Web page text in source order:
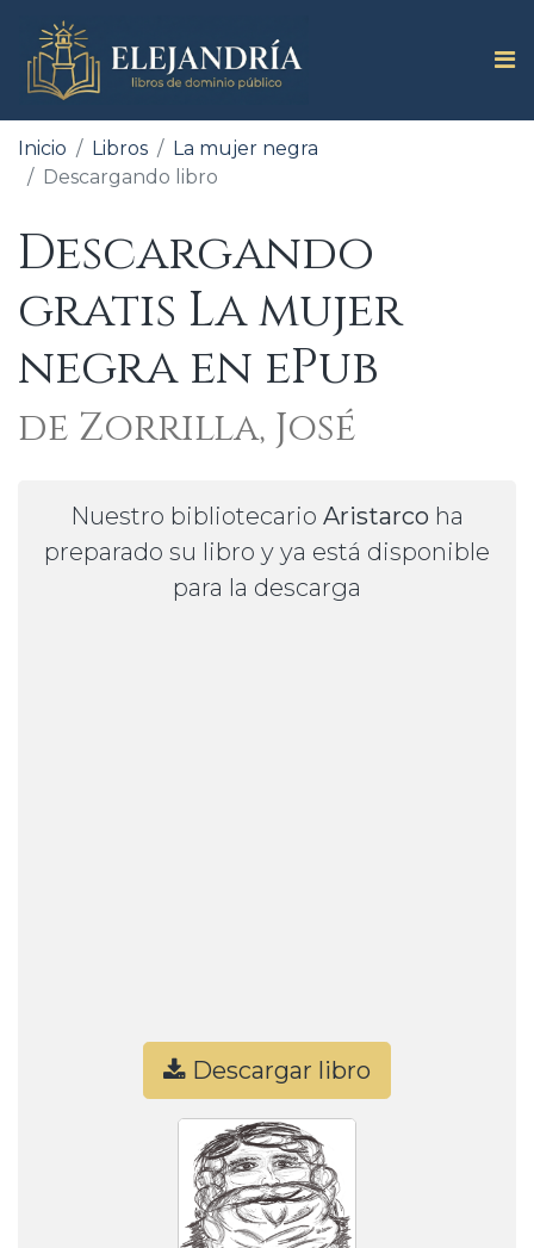
Inicio Libros
La mujer negra
Descargando libro
Descargando
gratis La mujer
negra en ePub
de Zorrilla, José
Nuestro bibliotecario Aristarco ha
preparado su libro y ya está disponible
para la descarga
Descargar libro